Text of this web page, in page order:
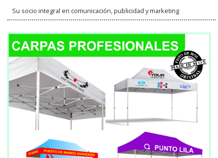
Su socio integral en comunicación, publicidad y marketing